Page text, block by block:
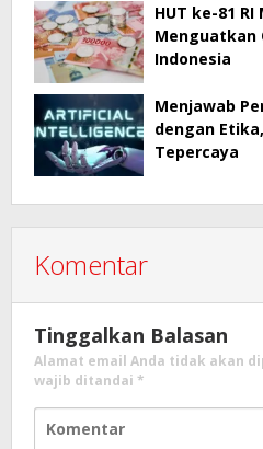
HUT ke-81
Menguatkan
Indonesia
Menjawab
dengan
Tepercaya
Komentar
Tinggalkan Balasan
Alamat email Anda tidak akan
wajib ditandai *